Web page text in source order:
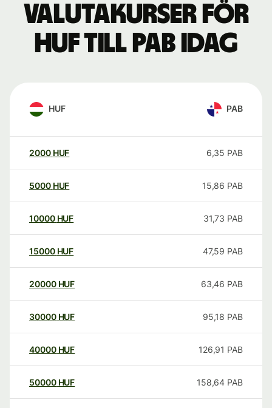
Valutakurser för
HUF till PAB idag
HUF PAB
2000 HUF 6,35 PAB
5000 HUF 15,86 PAB
10000 HUF 31,73 PAB
15000 HUF 47,59 PAB
20000 HUF 63,46 PAB
30000 HUF 95,18 PAB
40000 HUF 126,91 PAB
50000 HUF 158,64 PAB